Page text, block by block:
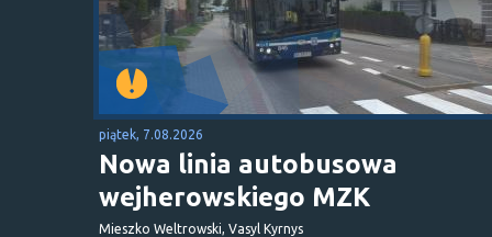
piątek, 7.08.2026
Nowa linia autobusowa
wejherowskiego MZK
Mieszko Weltrowski, Vasyl Kyrnys